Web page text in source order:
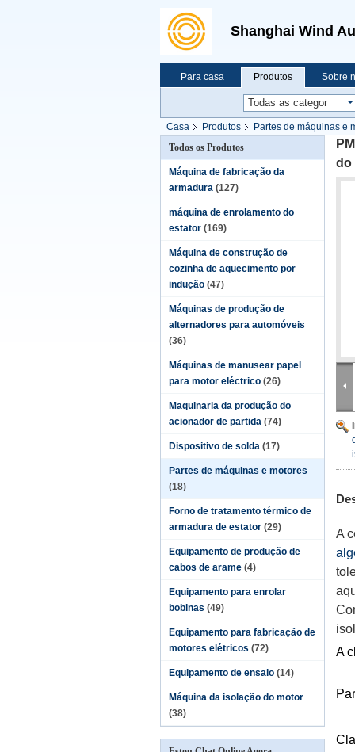
Shanghai Wind
Para casa Produtos Sobre
Casa Produtos
Partes de máquinas e
Todos os Produtos
Máquina de fabricação da
armadura (127)
máquina de enrolamento do
estator (169)
Máquina de construção de
cozinha de aquecimento por
indução (47)
Máquinas de produção de
alternadores para automóveis
(36)
Máquinas de manusear papel
para motor eléctrico (26)
Maquinaria da produção do
acionador de partida (74)
Dispositivo de solda (17)
Partes de máquinas e motores
(18)
Forno de tratamento térmico de
armadura de estator (29)
Equipamento de produção de
cabos de arame (4)
Equipamento para enrolar
bobinas (49)
Equipamento para fabricação de
motores elétricos (72)
Equipamento de ensaio (14)
Máquina da isolação do motor
(38)
do
A
A